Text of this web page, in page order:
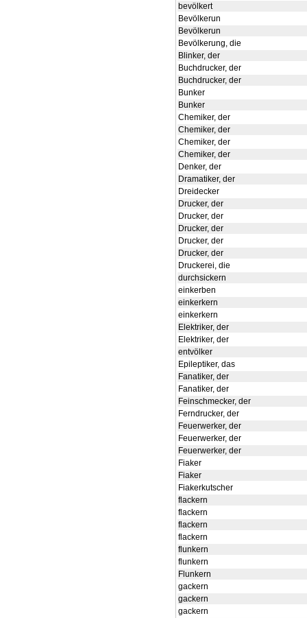
bevölkert
Bevölkerun
Bevölkerun
Bevölkerung, die
Blinker, der
Buchdrucker, der
Buchdrucker, der
Bunker
Bunker
Chemiker, der
Chemiker, der
Chemiker, der
Chemiker, der
Denker, der
Dramatiker, der
Dreidecker
Drucker, der
Drucker, der
Drucker, der
Drucker, der
Drucker, der
Druckerei, die
durchsickern
einkerben
einkerkern
einkerkern
Elektriker, der
Elektriker, der
entvölker
Epileptiker, das
Fanatiker, der
Fanatiker, der
Feinschmecker, der
Ferndrucker, der
Feuerwerker, der
Feuerwerker, der
Feuerwerker, der
Fiaker
Fiaker
Fiakerkutscher
flackern
flackern
flackern
flackern
flunkern
flunkern
Flunkern
gackern
gackern
gackern